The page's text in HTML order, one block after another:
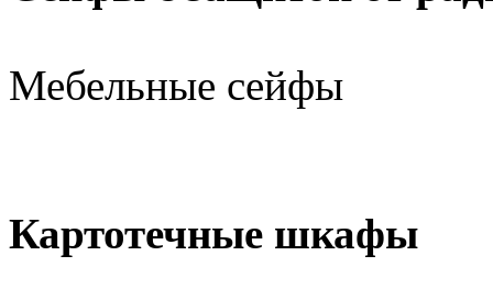
Мебельные сейфы
Картотечные шкафы